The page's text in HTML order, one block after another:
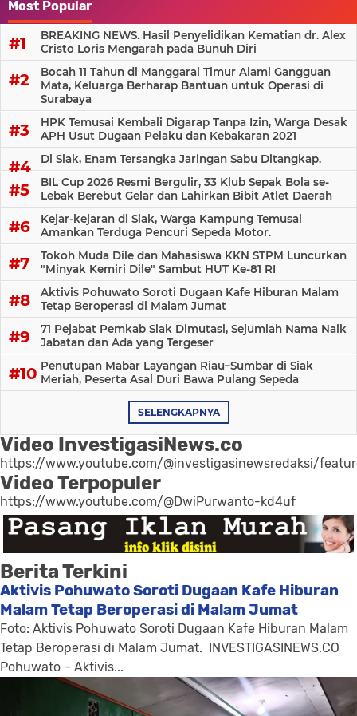
Most Popular
BREAKING NEWS. Hasil Penyelidikan Kematian dr. Alex
Cristo Loris Mengarah pada Bunuh Diri
Bocah 11 Tahun di Manggarai Timur Alami Gangguan
Mata, Keluarga Berharap Bantuan untuk Operasi di
Surabaya
HPK Temusai Kembali Digarap Tanpa Izin, Warga Desak
APH Usut Dugaan Pelaku dan Kebakaran 2021
Di Siak, Enam Tersangka Jaringan Sabu Ditangkap.
BIL Cup 2026 Resmi Bergulir, 33 Klub Sepak Bola se-
Lebak Berebut Gelar dan Lahirkan Bibit Atlet Daerah
Kejar-kejaran di Siak, Warga Kampung Temusai
Amankan Terduga Pencuri Sepeda Motor.
Tokoh Muda Dile dan Mahasiswa KKN STPM Luncurkan
"Minyak Kemiri Dile" Sambut HUT Ke-81 RI
Aktivis Pohuwato Soroti Dugaan Kafe Hiburan Malam
Tetap Beroperasi di Malam Jumat
71 Pejabat Pemkab Siak Dimutasi, Sejumlah Nama Naik
Jabatan dan Ada yang Tergeser
Penutupan Mabar Layangan Riau–Sumbar di Siak
Meriah, Peserta Asal Duri Bawa Pulang Sepeda
SELENGKAPNYA
Video InvestigasiNews.co
https://www.youtube.com/@investigasinewsredaksi/
Video Terpopuler
https://www.youtube.com/@DwiPurwanto-kd4uf
Berita Terkini
Aktivis Pohuwato Soroti Dugaan Kafe Hiburan
Malam Tetap Beroperasi di Malam Jumat
Foto: Aktivis Pohuwato Soroti Dugaan Kafe Hiburan Malam
Tetap Beroperasi di Malam Jumat. INVESTIGASINEWS.CO
Pohuwato – Aktivis...